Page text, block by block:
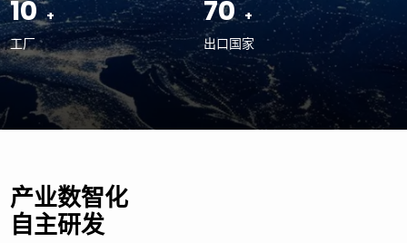
10
工厂
70
出口国家
产业数智化
自主研发